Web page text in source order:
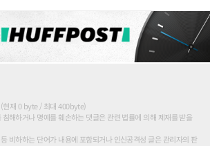
현재 0 byte / 최대 400byte)
해하거나 명예를 훼손하는 댓글은 관련 법률에 의해 제재를 받을
비하하는 단어가 내용에 포함되거나 인신공격성 글은 관리자의 판